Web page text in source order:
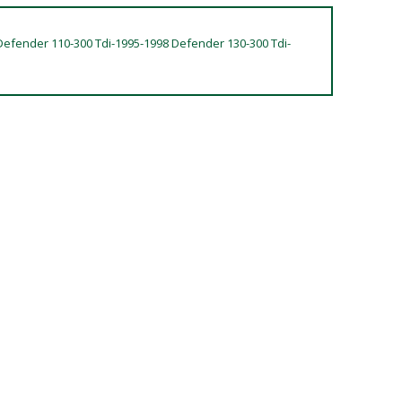
110-300 Tdi-1995-1998 Defender 130-300 Tdi-